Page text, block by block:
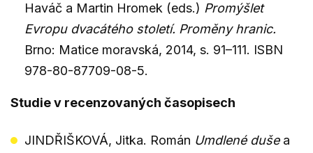
Haváč a Martin Hromek (eds.) Promýšlet
Evropu dvacátého století. Proměny hranic.
Brno: Matice moravská, 2014, s. 91–111. ISBN
978-80-87709-08-5.
Studie v recenzovaných časopisech
JINDŘIŠKOVÁ, Jitka. Román Umdlené dušea